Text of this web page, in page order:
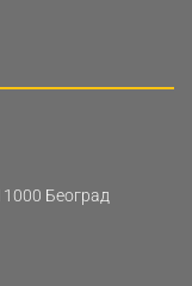
Београд